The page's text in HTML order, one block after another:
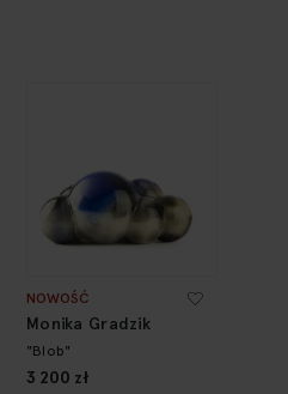
NOWOŚĆ
Monika Gradzik
"Blob"
3 200 zł